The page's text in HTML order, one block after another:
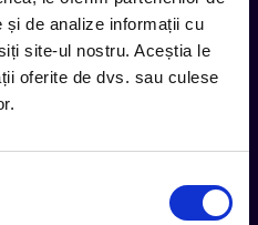
și de analize informații cu
site-ul nostru. Aceștia le
oferite de dvs. sau culese
fii primul la care ajung